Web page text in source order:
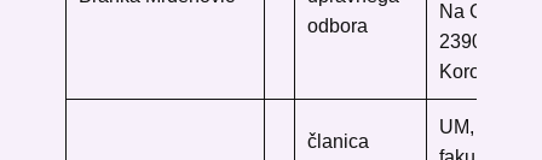
odbora
Na Gradu 1
2390
Koroškem
članica
UM,